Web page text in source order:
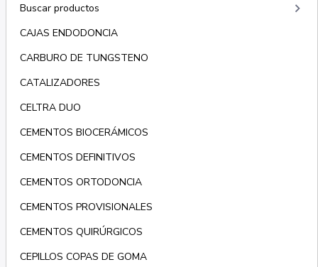
Buscar productos keyboard_arrow_right
CAJAS ENDODONCIA
CARBURO DE TUNGSTENO
CATALIZADORES
CELTRA DUO
CEMENTOS BIOCERÁMICOS
CEMENTOS DEFINITIVOS
CEMENTOS ORTODONCIA
CEMENTOS PROVISIONALES
CEMENTOS QUIRÚRGICOS
CEPILLOS COPAS DE GOMA